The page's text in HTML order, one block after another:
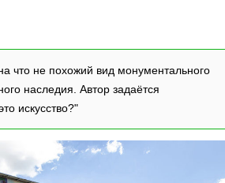
что не похожий вид монументального
наследия. Автор задаётся
искусство?"